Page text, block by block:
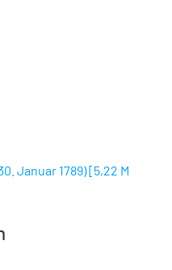
Januar 1789)[5,22 M